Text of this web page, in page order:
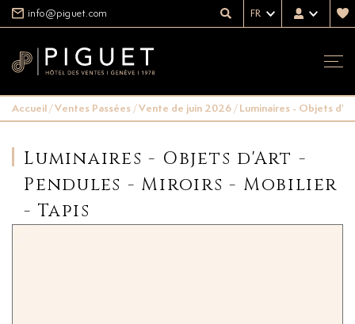
info@piguet.com FR
Accueil/Ventes Passées/Vente de juin 2026/Luminaires - Objets
Luminaires - Objets d'Art -
Pendules - Miroirs - Mobilier
- Tapis